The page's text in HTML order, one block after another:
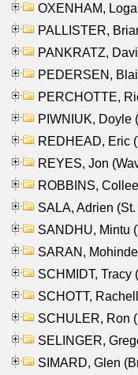
OXENHAM,
PALLISTER,
PANKRATZ,
PEDERSEN,
PERCHOTTE,
PIWNIUK, Doyle
REDHEAD, Eric
REYES, Jon
ROBBINS,
SALA, Adrien
SANDHU, Mintu
SARAN,
SCHMIDT, Tracy
SCHOTT,
SCHULER, Ron
SELINGER,
SIMARD, Glen